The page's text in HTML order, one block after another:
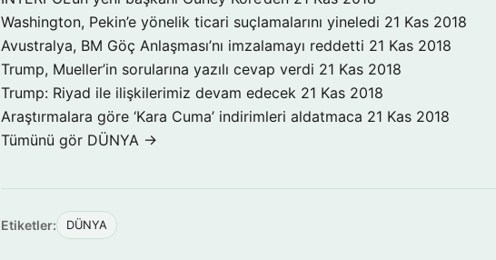
Washington, Pekin’e yönelik ticari suçlamalarını yineledi 21 Kas 2018
Avustralya, BM Göç Anlaşması’nı imzalamayı reddetti 21 Kas 2018
Trump, Mueller’in sorularına yazılı cevap verdi 21 Kas 2018
Trump: Riyad ile ilişkilerimiz devam edecek 21 Kas 2018
Araştırmalara göre ‘Kara Cuma’ indirimleri aldatmaca 21 Kas 2018
Tümünü gör DÜNYA →
Etiketler: DÜNYA